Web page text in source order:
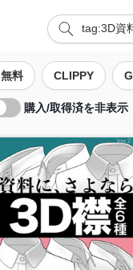
無料 CLIPPY
購入/取得済を非表示